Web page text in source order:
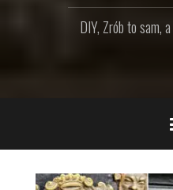
DIY, Zrób to sam,